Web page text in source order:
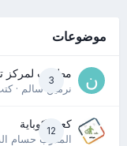
موضوعات
3
مطلوب لمركز
نرمين سالم·
12
كعب كوباية
المدرب حسام